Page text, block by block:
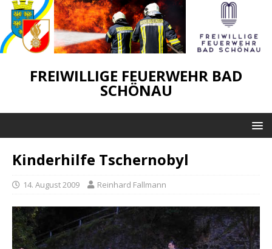
FREIWILLIGE FEUERWEHR BAD
SCHÖNAU
Kinderhilfe Tschernobyl
14. August 2009 Reinhard Fallmann